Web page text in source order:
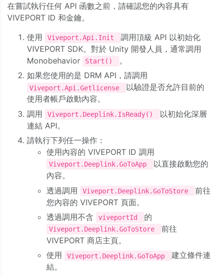
在嘗試執行任何 API 函數之前，請確認您的內容具有
VIVEPORT ID 和金鑰。
使用
Viveport.Api.Init
調用頂級 API 以初始化
VIVEPORT SDK。對於 Unity 開發人員，通常調用
Monobehavior
Start()
。
如果您使用的是 DRM API，請調用
Viveport.Api.Getlicense
以驗證是否允許目前的
使用者帳戶啟動內容。
調用
Viveport.Deeplink.IsReady()
以初始化深層
連結 API。
請執行下列任一操作：
使用內容的 VIVEPORT ID 調用
Viveport.Deeplink.GoToApp
以直接啟動您的
內容。
透過調用
Viveport.Deeplink.GoToStore
前往
您內容的 VIVEPORT 頁面。
透過調用不含
viveportId 的
Viveport.Deeplink.GoToStore
前往
VIVEPORT 商店主頁。
使用
Viveport.Deeplink.GoToApp
建立條件連
結。